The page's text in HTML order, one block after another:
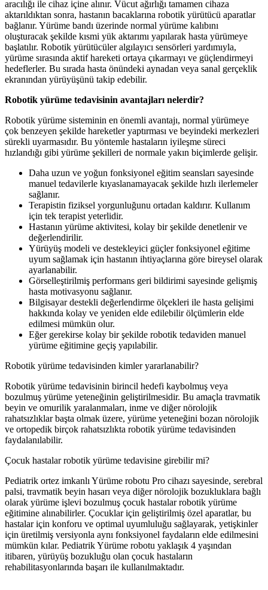
aracılığı ile cihaz içine alınır. Vücut ağırlığı tamamen cihaza
aktarıldıktan sonra, hastanın bacaklarına robotik yürütücü aparatlar
bağlanır. Yürüme bandı üzerinde normal yürüme kalıbını
oluşturacak şekilde kısmi yük aktarımı yapılarak hasta yürümeye
başlatılır. Robotik yürütücüler algılayıcı sensörleri yardımıyla,
yürüme sırasında aktif hareketi ortaya çıkarmayı ve güçlendirmeyi
hedeflerler. Bu sırada hasta önündeki aynadan veya sanal gerçeklik
ekranından yürüyüşünü takip edebilir.
Robotik yürüme tedavisinin avantajları nelerdir?
Robotik yürüme sisteminin en önemli avantajı, normal yürümeye
çok benzeyen şekilde hareketler yaptırması ve beyindeki merkezleri
sürekli uyarmasıdır. Bu yöntemle hastaların iyileşme süreci
hızlandığı gibi yürüme şekilleri de normale yakın biçimlerde gelişir.
Daha uzun ve yoğun fonksiyonel eğitim seansları sayesinde
manuel tedavilerle kıyaslanamayacak şekilde hızlı ilerlemeler
sağlanır.
Terapistin fiziksel yorgunluğunu ortadan kaldırır. Kullanım
için tek terapist yeterlidir.
Hastanın yürüme aktivitesi, kolay bir şekilde denetlenir ve
değerlendirilir.
Yürüyüş modeli ve destekleyici güçler fonksiyonel eğitime
uyum sağlamak için hastanın ihtiyaçlarına göre bireysel olarak
ayarlanabilir.
Görselleştirilmiş performans geri bildirimi sayesinde gelişmiş
hasta motivasyonu sağlanır.
Bilgisayar destekli değerlendirme ölçekleri ile hasta gelişimi
hakkında kolay ve yeniden elde edilebilir ölçümlerin elde
edilmesi mümkün olur.
Eğer gerekirse kolay bir şekilde robotik tedaviden manuel
yürüme eğitimine geçiş yapılabilir.
Robotik yürüme tedavisinden kimler yararlanabilir?
Robotik yürüme tedavisinin birincil hedefi kaybolmuş veya
bozulmuş yürüme yeteneğinin geliştirilmesidir. Bu amaçla travmatik
beyin ve omurilik yaralanmaları, inme ve diğer nörolojik
rahatsızlıklar başta olmak üzere, yürüme yeteneğini bozan nörolojik
ve ortopedik birçok rahatsızlıkta robotik yürüme tedavisinden
faydalanılabilir.
Çocuk hastalar robotik yürüme tedavisine girebilir mi?
Pediatrik ortez imkanlı Yürüme robotu Pro cihazı sayesinde, serebral
palsi, travmatik beyin hasarı veya diğer nörolojik bozukluklara bağlı
olarak yürüme işlevi bozulmuş çocuk hastalar robotik yürüme
eğitimine alınabilirler. Çocuklar için geliştirilmiş özel aparatlar, bu
hastalar için konforu ve optimal uyumluluğu sağlayarak, yetişkinler
için üretilmiş versiyonla aynı fonksiyonel faydaların elde edilmesini
mümkün kılar. Pediatrik Yürüme robotu yaklaşık 4 yaşından
itibaren, yürüyüş bozukluğu olan çocuk hastaların
rehabilitasyonlarında başarı ile kullanılmaktadır.